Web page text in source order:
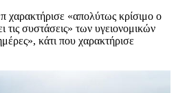
χαρακτήρισε «απολύτως κρίσιμο ο
τις συστάσεις» των υγειονομικών
κάτι που χαρακτήρισε